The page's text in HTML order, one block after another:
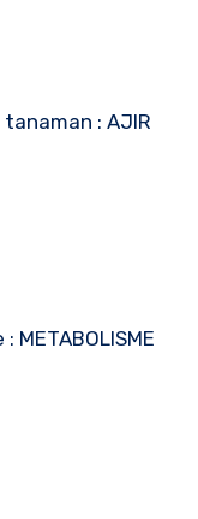
: AJIR